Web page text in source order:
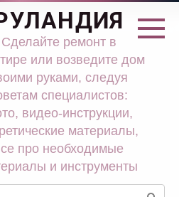
Сделайте ремонт в
или возведите дом
руками, следуя
специалистов:
видео-инструкции,
материалы,
про необходимые
и инструменты